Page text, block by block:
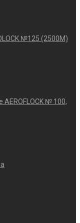
№125 (2500М)
AEROFLOCK № 100,